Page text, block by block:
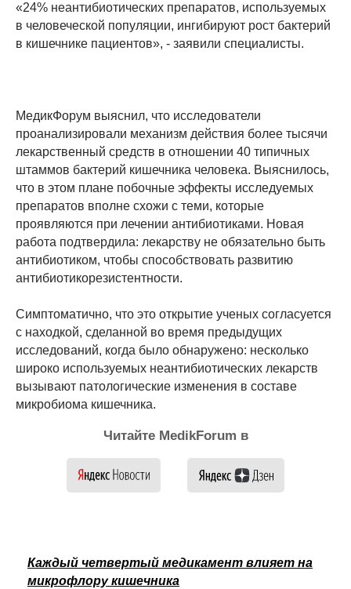
«24% неантибиотических препаратов, используемых
в человеческой популяции, ингибируют рост бактерий
в кишечнике пациентов», - заявили специалисты.
МедикФорум выяснил, что исследователи
проанализировали механизм действия более тысячи
лекарственный средств в отношении 40 типичных
штаммов бактерий кишечника человека. Выяснилось,
что в этом плане побочные эффекты исследуемых
препаратов вполне схожи с теми, которые
проявляются при лечении антибиотиками. Новая
работа подтвердила: лекарству не обязательно быть
антибиотиком, чтобы способствовать развитию
антибиотикорезистентности.
Симптоматично, что это открытие ученых согласуется
с находкой, сделанной во время предыдущих
исследований, когда было обнаружено: несколько
широко используемых неантибиотических лекарств
вызывают патологические изменения в составе
микробиома кишечника.
Читайте MedikForum в
Каждый четвертый медикамент влияет на
микрофлору кишечника